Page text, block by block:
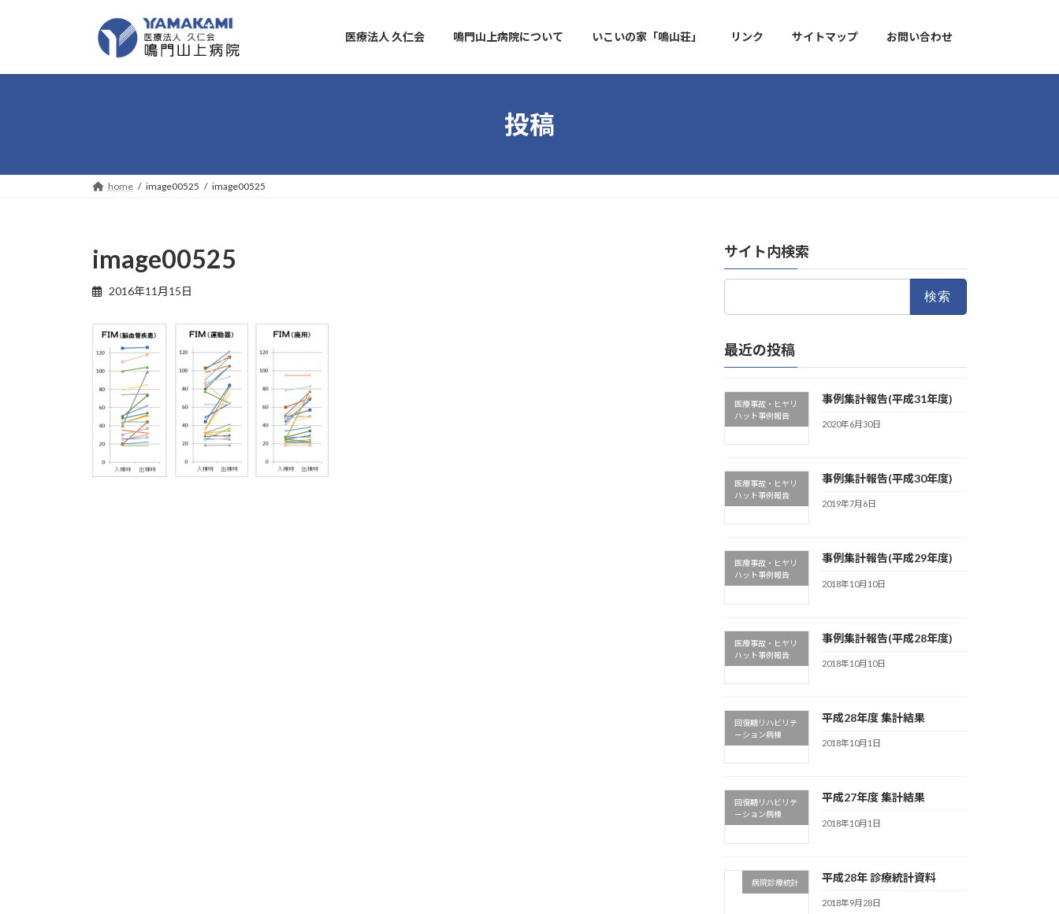
プ
動
医療法人 久仁会 鳴門山上病院について いこいの家「鳴山荘」 リンク サイトマップ お問い合わせ
投稿
home image00525 image00525
image00525
2016年11月15日
サイト内検索
最近の投稿
医療事故・ヒヤリ
ハット事例報告
事例集計報告(平成31年度)
2020年6月30日
医療事故・ヒヤリ
ハット事例報告
事例集計報告(平成30年度)
2019年7月6日
医療事故・ヒヤリ
ハット事例報告
事例集計報告(平成29年度)
2018年10月10日
医療事故・ヒヤリ
ハット事例報告
事例集計報告(平成28年度)
2018年10月10日
回復期リハビリテ
ーション病棟
平成28年度 集計結果
2018年10月1日
回復期リハビリテ
ーション病棟
平成27年度 集計結果
2018年10月1日
病院診療統計 平成28年 診療統計資料
2018年9月28日